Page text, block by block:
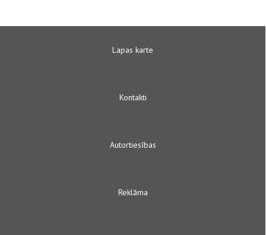
Lapas karte
Kontakti
Autortiesības
Reklāma